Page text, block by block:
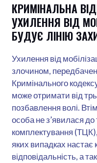
КРИМІНАЛЬНА
УХИЛЕННЯ ВІД
БУДУЄ ЛІНІЮ
Ухилення від
злочином,
Кримінального
може отримати від
позбавлення волі.
особа не з’явилася
комплектування
яких випадках настає
відповідальність, а